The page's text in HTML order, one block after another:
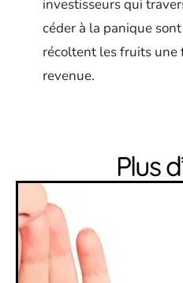
investisseurs qui
céder à la panique
récoltent les fruits une
revenue.
Plus